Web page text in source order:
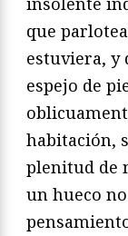
que
estuviera, y
espejo de
habitación,
plenitud de
un hueco